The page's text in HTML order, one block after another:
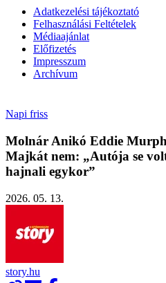
Adatkezelési tájékoztató
Felhasználási Feltételek
Médiaajánlat
Előfizetés
Impresszum
Archívum
Napi friss
Molnár Anikó Eddie
Majkát nem: „Autója se
hajnali egykor”
2026. 05. 13.
story.hu